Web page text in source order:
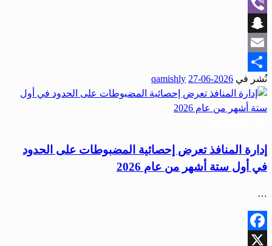
WhatsApp
Viber
Snapchat
Email
Share
نُشر في 2026-06-27
qamishly
إدارة المنافذ تعرض إحصائية المضبوطات على الحدود
في أول ستة أشهر من عام 2026
…
Facebook